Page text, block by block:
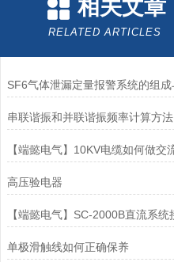
相关文章
RELATED ARTICLES
串联谐振和并联谐振频率计算方法
高压验电器
单极滑触线如何正确保养